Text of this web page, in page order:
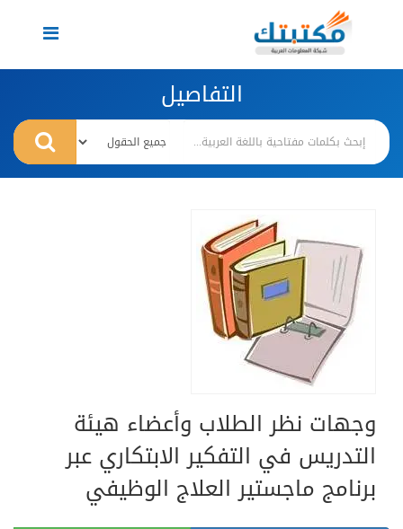
Toggle
navigation
التفاصيل
وجهات نظر الطلاب وأعضاء هيئة
التدريس في التفكير الابتكاري عبر
برنامج ماجستير العلاج الوظيفي